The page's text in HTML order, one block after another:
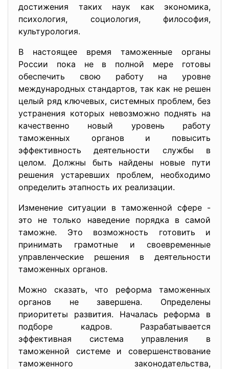
достижения таких наук как экономика,
психология, социология, философия,
культурология.
В настоящее время таможенные органы
России пока не в полной мере готовы
обеспечить свою работу на уровне
международных стандартов, так как не решен
целый ряд ключевых, системных проблем, без
устранения которых невозможно поднять на
качественно новый уровень работу
таможенных органов и повысить
эффективность деятельности службы в
целом. Должны быть найдены новые пути
решения устаревших проблем, необходимо
определить этапность их реализации.
Изменение ситуации в таможенной сфере -
это не только наведение порядка в самой
таможне. Это возможность готовить и
принимать грамотные и своевременные
управленческие решения в деятельности
таможенных органов.
Можно сказать, что реформа таможенных
органов не завершена. Определены
приоритеты развития. Началась реформа в
подборе кадров. Разрабатывается
эффективная система управления в
таможенной системе и совершенствование
таможенного законодательства,